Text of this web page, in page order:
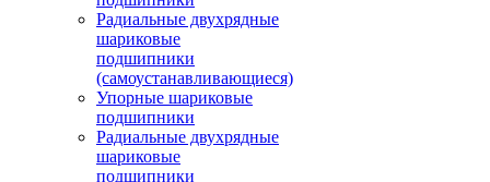
Радиальные двухрядные
шариковые
подшипники
(самоустанавливающиеся)
Упорные шариковые
подшипники
Радиальные двухрядные
шариковые
подшипники